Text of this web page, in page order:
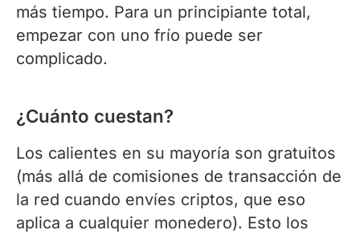
más tiempo. Para un principiante total,
empezar con uno frío puede ser
complicado.
¿Cuánto cuestan?
Los calientes en su mayoría son gratuitos
(más allá de comisiones de transacción de
la red cuando envíes criptos, que eso
aplica a cualquier monedero). Esto los